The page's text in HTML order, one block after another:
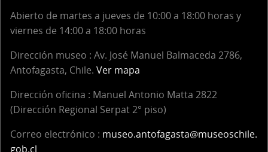
Abierto de martes a jueves de 10:00 a 18:00 horas y
viernes de 14:00 a 18:00 horas
Dirección museo : Av. José Manuel Balmaceda 2786,
Antofagasta, Chile. Ver mapa
Dirección oficina : Manuel Antonio Matta 2822
(Dirección Regional Serpat 2° piso)
Correo electrónico : museo.antofagasta@museoschile.
gob.cl